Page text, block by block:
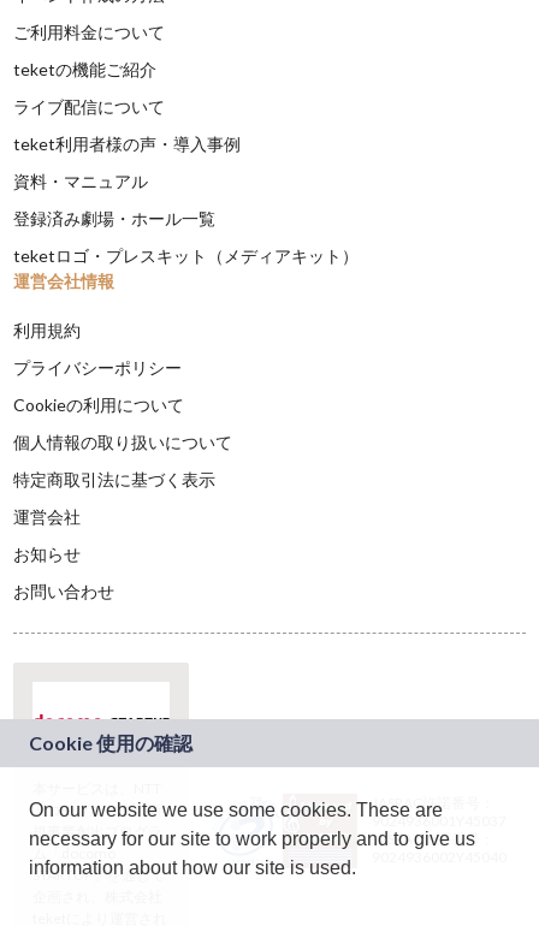
ご利用料金について
teketの機能ご紹介
ライブ配信について
teket利用者様の声・導入事例
資料・マニュアル
登録済み劇場・ホール一覧
teketロゴ・プレスキット（メディアキット）
運営会社情報
利用規約
プライバシーポリシー
Cookieの利用について
個人情報の取り扱いについて
特定商取引法に基づく表示
運営会社
お知らせ
お問い合わせ
ドコモグループの新
規事業創出プログラ
ム「docomo
STARTUP」を通じて
JASRAC許諾番号：
9024936001Y45037
JASRAC許諾番号：
On our website we use some cookies. These are
necessary for our site to work properly and to give us
information about how our site is used.